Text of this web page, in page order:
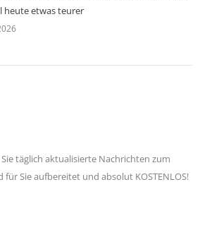
heute etwas teurer
täglich aktualisierte Nachrichten zum
für Sie aufbereitet und absolut KOSTENLOS!